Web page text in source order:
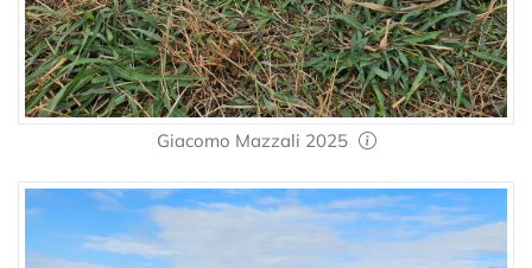
Giacomo Mazzali 2025